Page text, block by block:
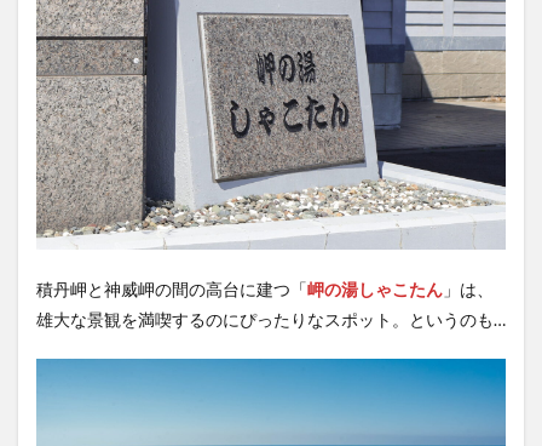
積丹岬と神威岬の間の高台に建つ「岬の湯しゃこたん 」は、
雄大な景観を満喫するのにぴったりなスポット。というのも…